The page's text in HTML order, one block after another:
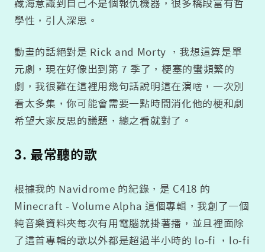
藏海意識到自己不是個報仇機器，很多橋段富有哲
學性，引人深思。
動畫的話絕對是 Rick and Morty ，我想這算是單
元劇，現在好像出到第 7 季了，梗塞的蠻頻繁的
劇，我很難在這裡用幾句話說明這在演啥，一次別
看太多集，你可能會需要一點時間消化他的梗和劇
希望大家反思的議題，總之看就對了。
3. 最常聽的歌
根據我的 Navidrome 的紀錄，是 C418 的
Minecraft - Volume Alpha 這個專輯，我創了一個
純音樂資料夾每次有用電腦就掛著播，並且裡面除
了這首專輯的歌以外都是超過半小時的 lo-fi ，lo-fi